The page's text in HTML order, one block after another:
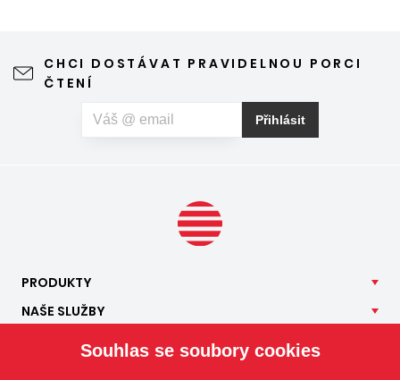
CHCI DOSTÁVAT PRAVIDELNOU PORCI
ČTENÍ
Přihlásit
PRODUKTY
NAŠE SLUŽBY
Souhlas se soubory cookies